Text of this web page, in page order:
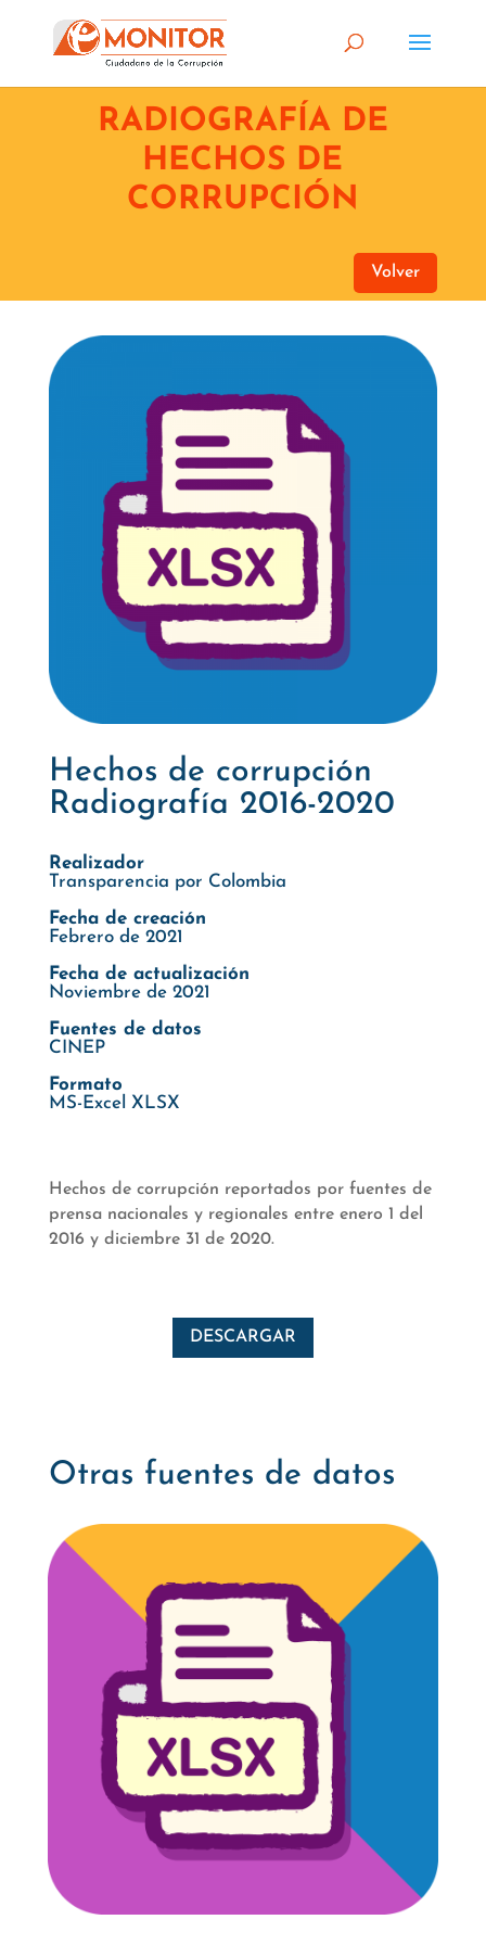
RADIOGRAFÍA DE
HECHOS DE
CORRUPCIÓN
Volver
Hechos de corrupción
Radiografía 2016-2020
Realizador
Transparencia por Colombia
Fecha de creación
Febrero de 2021
Fecha de actualización
Noviembre de 2021
Fuentes de datos
CINEP
Formato
MS-Excel XLSX
Hechos de corrupción reportados por fuentes de
prensa nacionales y regionales entre enero 1 del
2016 y diciembre 31 de 2020.
DESCARGAR
Otras fuentes de datos